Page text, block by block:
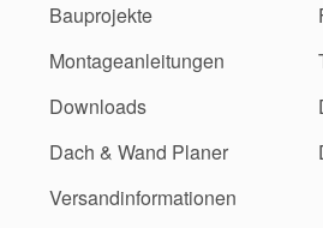
Bauprojekte
Montageanleitungen
Downloads
Dach & Wand Planer
Versandinformationen